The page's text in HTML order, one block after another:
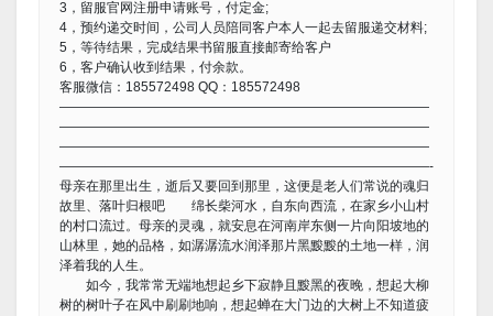
3，留服官网注册申请账号，付定金;
4，预约递交时间，公司人员陪同客户本人一起去留服递交材料;
5，等待结果，完成结果书留服直接邮寄给客户
6，客户确认收到结果，付余款。
客服微信：185572498 QQ：185572498
————————————————————————————
————————————————————————————
————————————————————————————
————————————————————————————-
母亲在那里出生，逝后又要回到那里，这便是老人们常说的魂归
故里、落叶归根吧 绵长柴河水，自东向西流，在家乡小山村
的村口流过。母亲的灵魂，就安息在河南岸东侧一片向阳坡地的
山林里，她的品格，如潺潺流水润泽那片黑黢黢的土地一样，润
泽着我的人生。
如今，我常常无端地想起乡下寂静且黢黑的夜晚，想起大柳
树的树叶子在风中刷刷地响，想起蝉在大门边的大树上不知道疲